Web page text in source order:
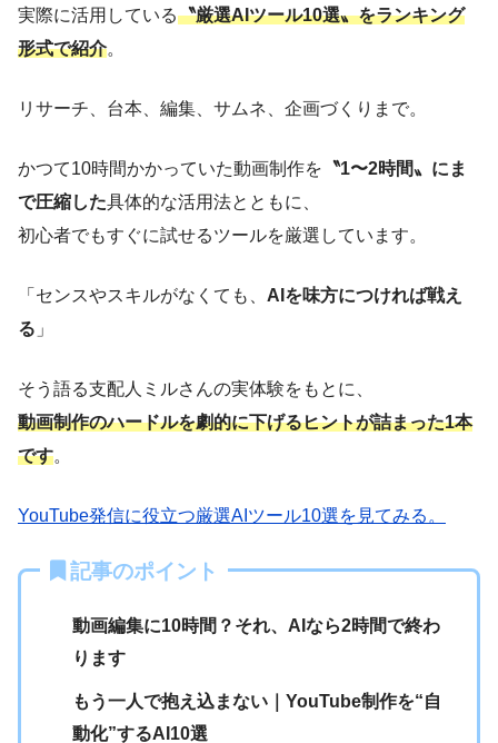
実際に活用している〝厳選AIツール10選〟をランキング
形式で紹介。
リサーチ、台本、編集、サムネ、企画づくりまで。
かつて10時間かかっていた動画制作を 〝1〜2時間〟にま
で圧縮した具体的な活用法とともに、
初心者でもすぐに試せるツールを厳選しています。
「センスやスキルがなくても、 AIを味方につければ戦え
る 」
そう語る支配人ミルさんの実体験をもとに、
動画制作のハードルを劇的に下げるヒントが詰まった1本
です。
YouTube発信に役立つ厳選AIツール10選を見てみる。
記事のポイント
動画編集に10時間？それ、AIなら2時間で終わ
ります
もう一人で抱え込まない｜YouTube制作を“自
動化”するAI10選